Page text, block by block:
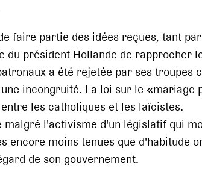
faire partie des idées reçues, tant
du président Hollande de rapprocher
a été rejetée par ses troupes
incongruité. La loi sur le «mariage
les catholiques et les laïcistes.
l'activisme d'un législatif qui
encore moins tenues que d'habitude
de son gouvernement.